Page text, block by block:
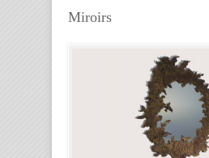
Miroirs